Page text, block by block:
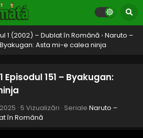
1 (2002) – Dublat în Română › Naruto –
Byakugan: Asta mi-e calea ninja
Episodul 151 – Byakugan:
· 5 Vizualizări · Seriale Naruto –
în Română
2025
Sezonul 1 Episodul 159 – Vânătorul de
din deșert
Sezonul 1 Episodul 158 – Studiază-mi
Marele supraviețuitor deziderat
Studiază-mi instrucțiunile: Marele supraviețuitor
- 28 August, 2025